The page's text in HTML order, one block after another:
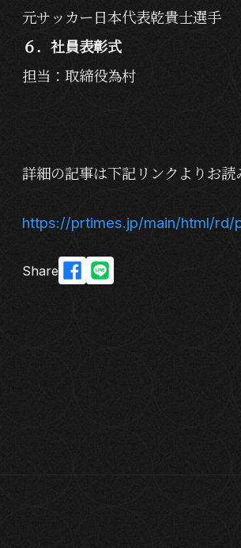
元サッカー日本代表乾貴士選手
６．社員表彰式
担当：取締役為村
詳細の記事は下記リンクよりお読
https://prtimes.jp/main/html/
Share